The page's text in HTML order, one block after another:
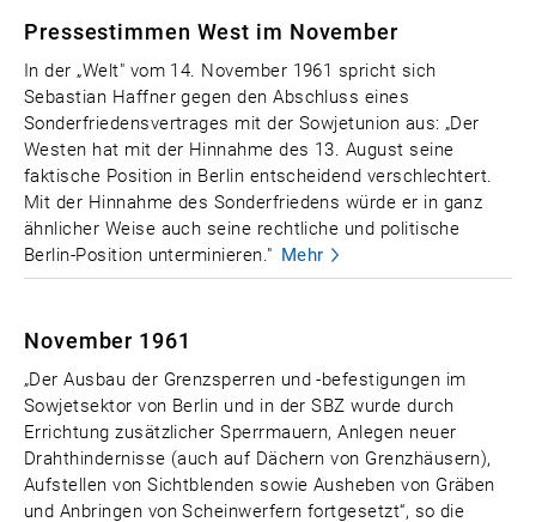
Pressestimmen West im November
In der „Welt" vom 14. November 1961 spricht sich
Sebastian Haffner gegen den Abschluss eines
Sonderfriedensvertrages mit der Sowjetunion aus: „Der
Westen hat mit der Hinnahme des 13. August seine
faktische Position in Berlin entscheidend verschlechtert.
Mit der Hinnahme des Sonderfriedens würde er in ganz
ähnlicher Weise auch seine rechtliche und politische
Berlin-Position unterminieren." Mehr
November 1961
„Der Ausbau der Grenzsperren und -befestigungen im
Sowjetsektor von Berlin und in der SBZ wurde durch
Errichtung zusätzlicher Sperrmauern, Anlegen neuer
Drahthindernisse (auch auf Dächern von Grenzhäusern),
Aufstellen von Sichtblenden sowie Ausheben von Gräben
und Anbringen von Scheinwerfern fortgesetzt“, so die